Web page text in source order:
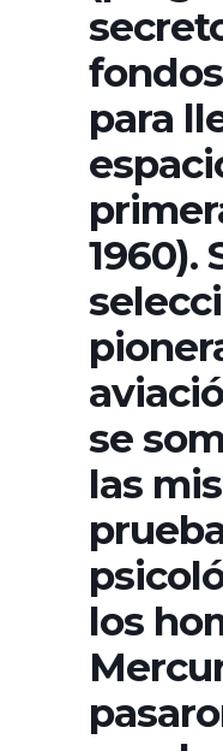
para
1960).
se
las
los